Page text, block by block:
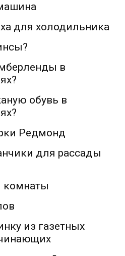
для холодильника
в
обувь в
Редмонд
для рассады
комнаты
из газетных